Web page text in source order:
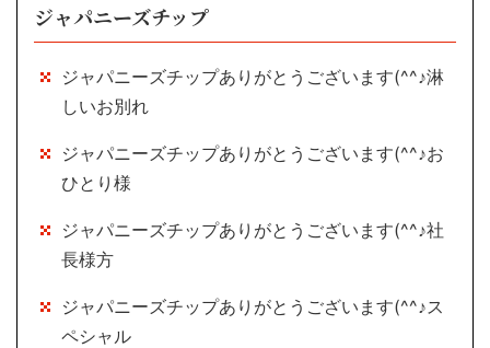
ジャパニーズチップ
ジャパニーズチップありがとうございます(^^♪淋
しいお別れ
ジャパニーズチップありがとうございます(^^♪お
ひとり様
ジャパニーズチップありがとうございます(^^♪社
長様方
ジャパニーズチップありがとうございます(^^♪ス
ペシャル